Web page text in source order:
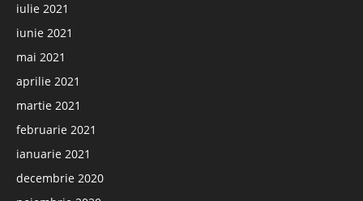
iulie 2021
iunie 2021
mai 2021
aprilie 2021
martie 2021
februarie 2021
ianuarie 2021
decembrie 2020